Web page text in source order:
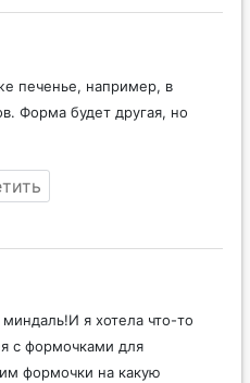
печенье, например, в
Форма будет другая, но
я хотела что-то
с формочками для
формочки на какую